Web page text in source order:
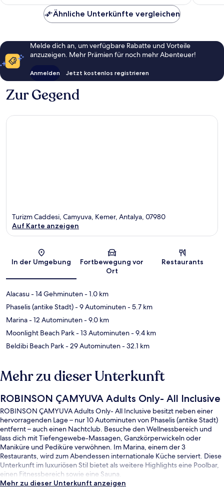
Ähnliche Unterkünfte vergleichen
Melde dich an, um verfügbare Rabatte und Vorteile
anzuzeigen. Mehr Prämien für noch mehr Abenteuer!
Anmelden Jetzt kostenlos registrieren
Zur Gegend
Karte
Turizm Caddesi, Camyuva, Kemer, Antalya, 07980
Auf Karte anzeigen
In der Umgebung
Fortbewegung vor
Ort
Restaurants
Alacasu- 14 Gehminuten- 1.0 km
Phaselis (antike Stadt)- 9 Autominuten- 5.7 km
Marina- 12 Autominuten- 9.0 km
Moonlight Beach Park- 13 Autominuten- 9.4 km
Beldibi Beach Park- 29 Autominuten- 32.1 km
Mehr zu dieser Unterkunft
ROBINSON ÇAMYUVA Adults Only- All Inclusive
ROBINSON ÇAMYUVA Adults Only- All Inclusive besitzt neben einer
hervorragenden Lage – nur 10 Autominuten von Phaselis (antike Stadt)
entfernt – auch einen Nachtclub. Besuche den Wellnessbereich und
lass dich mit Tiefengewebe-Massagen, Ganzkörperwickeln oder
Maniküre und Pediküre verwöhnen. Im Marina, einem der 3
Restaurants, wird zum Abendessen internationale Küche serviert. Diese
Unterkunft im luxuriösen Stil bietet als weitere Highlights eine Poolbar,
einen Fitnessbereich sowie eine Sauna.
Mehr zu dieser Unterkunft anzeigen